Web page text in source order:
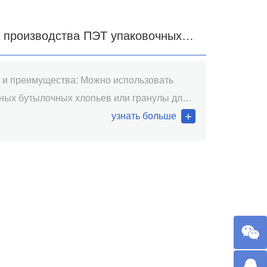
ПЭТ упаковочных
и преимущества: Можно использовать
для
разнообразных лент, сушильная система с
ленты, достигли требования
оборудованию.
узнать больше